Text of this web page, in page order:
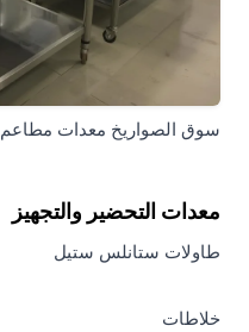
سوق الصواريخ معدات مطاعم
معدات التحضير والتجهيز
طاولات ستانلس ستيل
خلاطات